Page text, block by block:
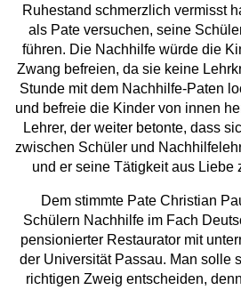
Ruhestand schmerzlich vermisst
als Pate versuchen, seine
führen. Die Nachhilfe würde die
Zwang befreien, da sie keine
Stunde mit dem Nachhilfe-Paten
und befreie die Kinder von innen
Lehrer, der weiter betonte, dass
zwischen Schüler und
und er seine Tätigkeit aus Liebe
Dem stimmte Pate Christian
Schülern Nachhilfe im Fach
pensionierter Restaurator mit
der Universität Passau. Man solle
richtigen Zweig entscheiden,